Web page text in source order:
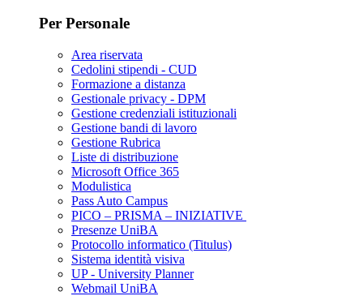
Per Personale
Area riservata
Cedolini stipendi - CUD
Formazione a distanza
Gestionale privacy - DPM
Gestione credenziali istituzionali
Gestione bandi di lavoro
Gestione Rubrica
Liste di distribuzione
Microsoft Office 365
Modulistica
Pass Auto Campus
PICO – PRISMA – INIZIATIVE
Presenze UniBA
Protocollo informatico (Titulus)
Sistema identità visiva
UP - University Planner
Webmail UniBA